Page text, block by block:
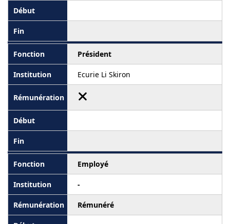
Président
Ecurie Li Skiron
Employé
-
Rémunéré